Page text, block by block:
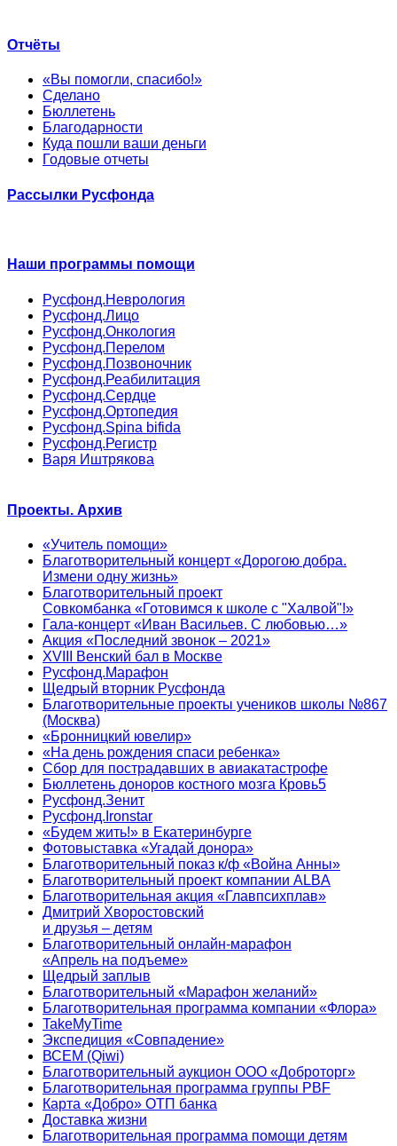
Отчёты
«Вы помогли, спасибо!»
Сделано
Бюллетень
Благодарности
Куда пошли ваши деньги
Годовые отчеты
Рассылки Русфонда
Наши программы помощи
Русфонд.Неврология
Русфонд.Лицо
Русфонд.Онкология
Русфонд.Перелом
Русфонд.Позвоночник
Русфонд.Реабилитация
Русфонд.Сердце
Русфонд.Ортопедия
Русфонд.Spina bifida
Русфонд.Регистр
Варя Иштрякова
Проекты. Архив
«Учитель помощи»
Благотворительный концерт «Дорогою добра.
Измени одну жизнь»
Благотворительный проект
Совкомбанка «Готовимся к школе с "Халвой"!»
Гала-концерт «Иван Васильев. С любовью…»
Акция «Последний звонок – 2021»
XVIII Венский бал в Москве
Русфонд.Марафон
Щедрый вторник Русфонда
Благотворительные проекты учеников школы №867
(Москва)
«Бронницкий ювелир»
«На день рождения спаси ребенка»
Сбор для пострадавших в авиакатастрофе
Бюллетень доноров костного мозга Кровь5
Русфонд.Зенит
Русфонд.Ironstar
«Будем жить!» в Екатеринбурге
Фотовыставка «Угадай донора»
Благотворительный показ к/ф «Война Анны»
Благотворительный проект компании ALBA
Благотворительная акция «Главпсихплав»
Дмитрий Хворостовский
и друзья – детям
Благотворительный онлайн‑марафон
«Апрель на подъеме»
Щедрый заплыв
Благотворительный «Марафон желаний»
Благотворительная программа компании «Флора»
TakeMyTime
Экспедиция «Совпадение»
ВСЕМ (Qiwi)
Благотворительный аукцион ООО «Доброторг»
Благотворительная программа группы PBF
Карта «Добро» ОТП банка
Доставка жизни
Благотворительная программа помощи детям